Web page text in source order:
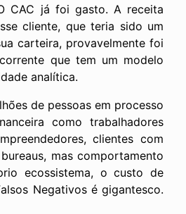
CAC já foi gasto. A receita
cliente, que teria sido um
carteira, provavelmente foi
que tem um modelo
analítica.
de pessoas em processo
como trabalhadores
clientes com
mas comportamento
ecossistema, o custo de
Negativos é gigantesco.